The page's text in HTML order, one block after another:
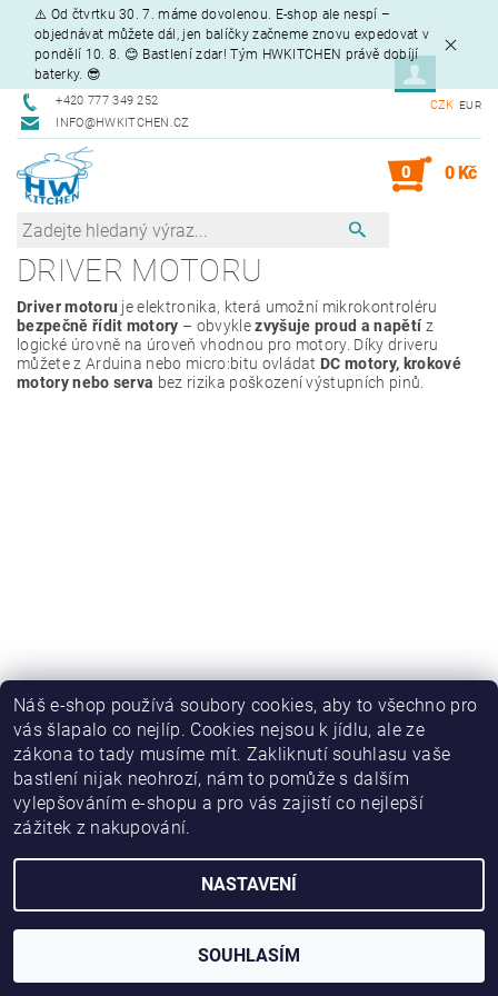
⚠️ Od čtvrtku 30. 7. máme dovolenou. E-shop ale nespí –
objednávat můžete dál, jen balíčky začneme znovu expedovat v
pondělí 10. 8. 😊 Bastlení zdar! Tým HWKITCHEN právě dobíjí
baterky. 😎
+420 777 349 252
INFO@HWKITCHEN.CZ
CZK EUR
0 0 Kč
DRIVER MOTORU
Driver motoru je elektronika, která umožní mikrokontroléru
bezpečně řídit motory – obvyklezvyšuje proud a napětí z
logické úrovně na úroveň vhodnou pro motory. Díky driveru
můžete z Arduina nebo micro:bitu ovládat DC motory, krokové
motory nebo serva bez rizika poškození výstupních pinů.
2026 © HWKITCHEN, všechna práva vyhrazena
Vytvořil Shoptet
Náš e-shop používá soubory cookies, aby to všechno pro
vás šlapalo co nejlíp. Cookies nejsou k jídlu, ale ze
zákona to tady musíme mít. Zakliknutí souhlasu vaše
bastlení nijak neohrozí, nám to pomůže s dalším
vylepšováním e-shopu a pro vás zajistí co nejlepší
zážitek z nakupování.
NASTAVENÍ
SOUHLASÍM